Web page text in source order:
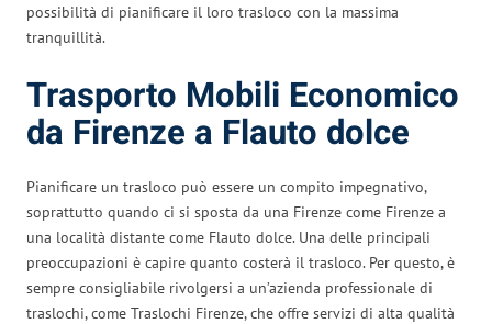
possibilità di pianificare il loro trasloco con la massima
tranquillità.
Trasporto Mobili Economico
da Firenze a Flauto dolce
Pianificare un trasloco può essere un compito impegnativo,
soprattutto quando ci si sposta da una Firenze come Firenze a
una località distante come Flauto dolce. Una delle principali
preoccupazioni è capire quanto costerà il trasloco. Per questo, è
sempre consigliabile rivolgersi a un’azienda professionale di
traslochi, come Traslochi Firenze, che offre servizi di alta qualità